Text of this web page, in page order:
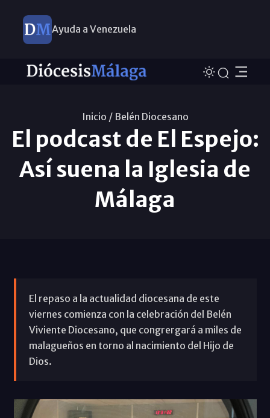
Ayuda a Venezuela
Inicio / Belén Diocesano
El podcast de El Espejo:
Así suena la Iglesia de
Málaga
El repaso a la actualidad diocesana de este
viernes comienza con la celebración del Belén
Viviente Diocesano, que congrergará a miles de
malagueños en torno al nacimiento del Hijo de
Dios.